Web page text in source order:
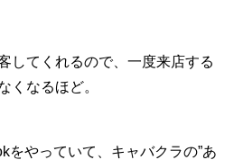
してくれるので、一度来店する
くなるほど。
をやっていて、キャバクラの”あ